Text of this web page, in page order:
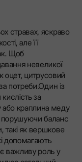
стравах, яскраво
але її
Щоб
невеликої
оцет, цитрусовий
потреби.Один із
за
краплина меду
порушуючи баланс
такі як вершкове
допомагають
важливу роль у